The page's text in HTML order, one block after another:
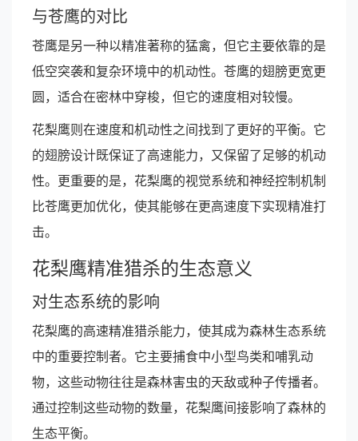
与苍鹰的对比
苍鹰是另一种以精准著称的猛禽，但它主要依靠的是
低空突袭和复杂环境中的机动性。苍鹰的翅膀更宽更
圆，适合在密林中穿梭，但它的速度相对较慢。
花梨鹰则在速度和机动性之间找到了更好的平衡。它
的翅膀设计既保证了高速能力，又保留了足够的机动
性。更重要的是，花梨鹰的视觉系统和神经控制机制
比苍鹰更加优化，使其能够在更高速度下实现精准打
击。
花梨鹰精准猎杀的生态意义
对生态系统的影响
花梨鹰的高速精准猎杀能力，使其成为森林生态系统
中的重要控制者。它主要捕食中小型鸟类和哺乳动
物，这些动物往往是森林害虫的天敌或种子传播者。
通过控制这些动物的数量，花梨鹰间接影响了森林的
生态平衡。